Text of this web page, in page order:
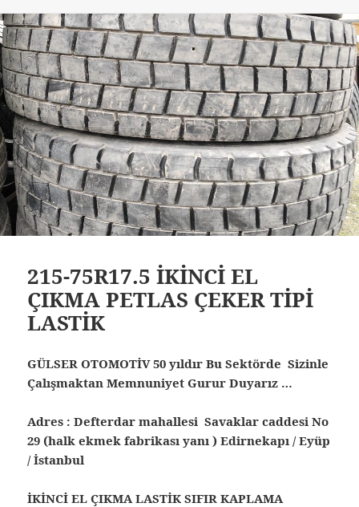
215-75R17.5 İKİNCİ EL
ÇIKMA PETLAS ÇEKER TİPİ
LASTİK
GÜLSER OTOMOTİV 50 yıldır Bu Sektörde Sizinle
Çalışmaktan Memnuniyet Gurur Duyarız …
Adres : Defterdar mahallesi Savaklar caddesi No
29 (halk ekmek fabrikası yanı ) Edirnekapı / Eyüp
/ İstanbul
İKİNCİ EL ÇIKMA LASTİK SIFIR KAPLAMA